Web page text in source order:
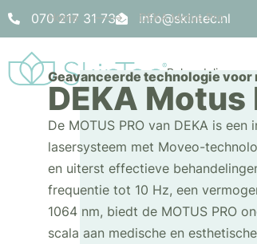
070 217 31 73 info@skintec.nl
Behandelingen
Home ---> DEKA Motus Pro
Geavanceerde technologie
DEKA Motus
De MOTUS PRO van DEKA is
lasersysteem met Moveo-
en uiterst effectieve
frequentie tot 10 Hz, een
1064 nm, biedt de MOTUS PRO
scala aan medische en